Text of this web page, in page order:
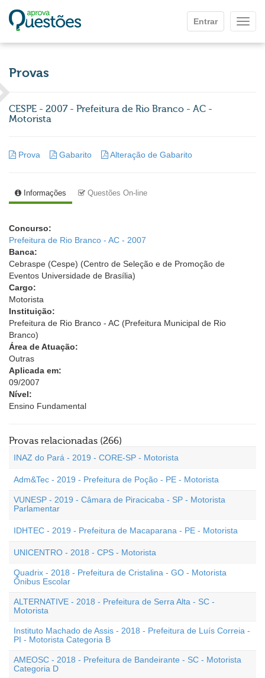
Entrar
Provas
CESPE - 2007 - Prefeitura de Rio Branco - AC -
Motorista
Prova Gabarito Alteração de Gabarito
Informações Questões On-line
Concurso:
Prefeitura de Rio Branco - AC - 2007
Banca:
Cebraspe (Cespe) (Centro de Seleção e de Promoção de
Eventos Universidade de Brasília)
Cargo:
Motorista
Instituição:
Prefeitura de Rio Branco - AC (Prefeitura Municipal de Rio
Branco)
Área de Atuação:
Outras
Aplicada em:
09/2007
Nível:
Ensino Fundamental
Provas relacionadas (266)
INAZ do Pará - 2019 - CORE-SP - Motorista
Adm&Tec - 2019 - Prefeitura de Poção - PE - Motorista
VUNESP - 2019 - Câmara de Piracicaba - SP - Motorista
Parlamentar
IDHTEC - 2019 - Prefeitura de Macaparana - PE - Motorista
UNICENTRO - 2018 - CPS - Motorista
Quadrix - 2018 - Prefeitura de Cristalina - GO - Motorista
Ônibus Escolar
ALTERNATIVE - 2018 - Prefeitura de Serra Alta - SC -
Motorista
Instituto Machado de Assis - 2018 - Prefeitura de Luís Correia -
PI - Motorista Categoria B
AMEOSC - 2018 - Prefeitura de Bandeirante - SC - Motorista
Categoria D